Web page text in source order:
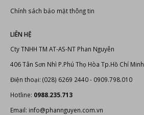
Chính sách bảo mật thông tin
LIÊN HỆ
Cty TNHH TM AT-AS-NT Phan Nguyễn
406 Tân Sơn Nhì P.Phú Thọ Hòa Tp.Hồ Chí Minh
Điện thoại: (028) 6269 2440 - 0909.798.010
Hotline: 0988.235.713
Email: info@phannguyen.com.vn